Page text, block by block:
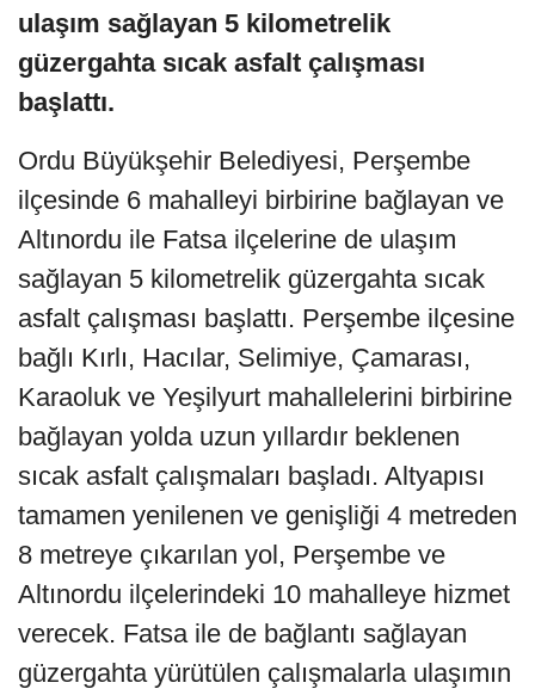
ulaşım sağlayan 5 kilometrelik
güzergahta sıcak asfalt çalışması
başlattı.
Ordu Büyükşehir Belediyesi, Perşembe
ilçesinde 6 mahalleyi birbirine bağlayan ve
Altınordu ile Fatsa ilçelerine de ulaşım
sağlayan 5 kilometrelik güzergahta sıcak
asfalt çalışması başlattı. Perşembe ilçesine
bağlı Kırlı, Hacılar, Selimiye, Çamarası,
Karaoluk ve Yeşilyurt mahallelerini birbirine
bağlayan yolda uzun yıllardır beklenen
sıcak asfalt çalışmaları başladı. Altyapısı
tamamen yenilenen ve genişliği 4 metreden
8 metreye çıkarılan yol, Perşembe ve
Altınordu ilçelerindeki 10 mahalleye hizmet
verecek. Fatsa ile de bağlantı sağlayan
güzergahta yürütülen çalışmalarla ulaşımın